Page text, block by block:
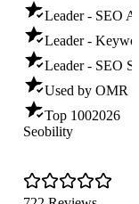
Leader - SEO
Leader -
Leader - SEO
Used by OMR -
Top 1002026
Seobility